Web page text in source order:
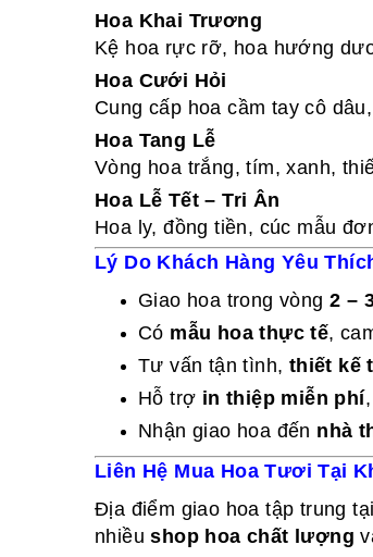
Hoa Khai Trương
Kệ hoa rực rỡ, hoa hướng
Hoa Cưới Hỏi
Cung cấp hoa cầm tay cô
Hoa Tang Lễ
Vòng hoa trắng, tím, xanh,
Hoa Lễ Tết – Tri Ân
Hoa ly, đồng tiền, cúc mẫu
Lý Do Khách Hàng Yêu
Giao hoa trong vòng 2 –
Có mẫu hoa thực tế,
Tư vấn tận tình, thiết kế
Hỗ trợ in thiệp miễn phí
Nhận giao hoa đến nhà
Liên Hệ Mua Hoa Tươi Tại
Địa điểm giao hoa tập trung
nhiềushop hoa chất lượng